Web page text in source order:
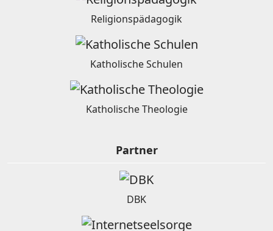
Religionspädagogik
Katholische Schulen
Katholische Theologie
Partner
DBK